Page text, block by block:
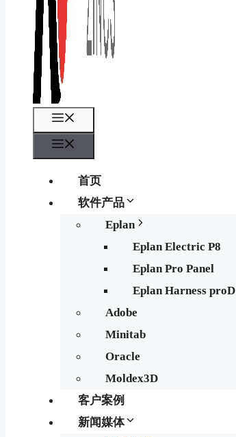
首页
软件产品
Eplan
Eplan Electric P8
Eplan Pro Panel
Eplan Harness proD
Adobe
Minitab
Oracle
Moldex3D
客户案例
新闻媒体